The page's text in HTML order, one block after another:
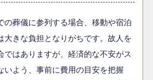
の葬儀に参列する場合、移動や宿泊
大きな負担となりがちです。故人を
ではありますが、経済的な不安がス
いよう、事前に費用の目安を把握